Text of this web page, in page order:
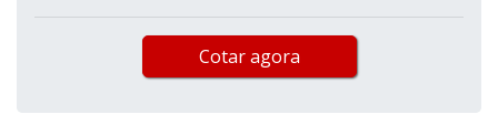
Cotar agora